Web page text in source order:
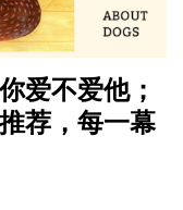
爱不爱他；
荐，每一幕